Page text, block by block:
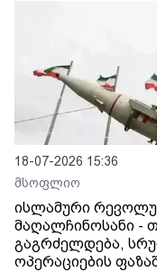
18-07-2026 15:36
მსოფლიო
ისლამური
მაღალჩინოსანი -
გაგრძელდება,
ოპერაციების